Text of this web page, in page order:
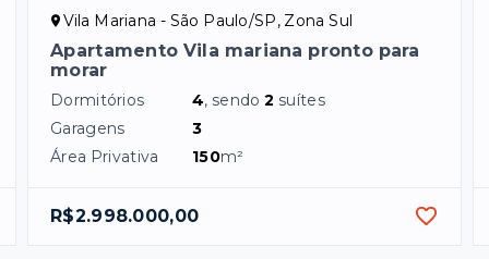
Vila Mariana - São Paulo/SP, Zona Sul
Apartamento Vila mariana pronto para
morar
Dormitórios 4, sendo2 suítes
Garagens
3
Área Privativa
150m²
R$2.998.000,00